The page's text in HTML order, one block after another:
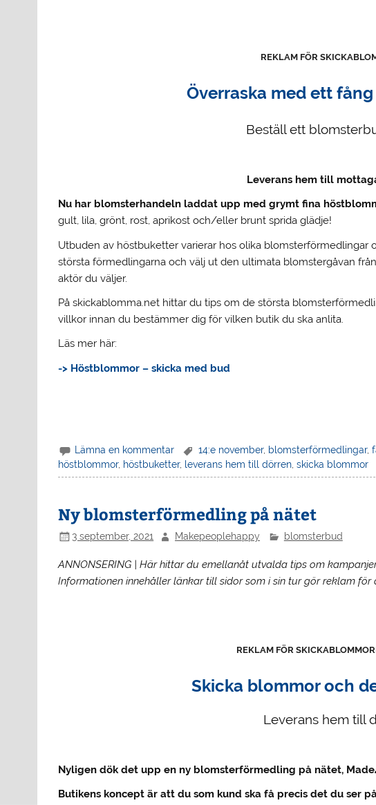
REKLAM FÖR
Överraska med ett
Beställ ett
Leverans hem till
Nu har blomsterhandeln laddat upp med grymt fina
gult, lila, grönt, rost, aprikost och/eller brunt sprida glädje!
Utbuden av höstbuketter varierar hos olika blomsterförmedlingar
största förmedlingarna och välj ut den ultimata blomstergåvan
aktör du väljer.
På skickablomma.net hittar du tips om de största
villkor innan du bestämmer dig för vilken butik du ska anlita.
Läs mer här:
-> Höstblommor – skicka med bud
Lämna en kommentar 14:e november, blomsterförmedlingar,
höstblommor, höstbuketter, leverans hem till dörren ,skicka blommor
Ny blomsterförmedling på nätet
3 september, 2021 Makepeoplehappy blomsterbud
ANNONSERING | Här hittar du emellanåt utvalda tips om
Informationen innehåller länkar till sidor som i sin tur gör reklam för
REKLAM FÖR
Skicka blommor och
Leverans hem till
Nyligen dök det upp en ny blomsterförmedling på nätet,
Butikens koncept är att du som kund ska få precis det du ser